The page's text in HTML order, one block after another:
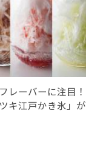
レーバーに注目！
キ江戸かき氷」が